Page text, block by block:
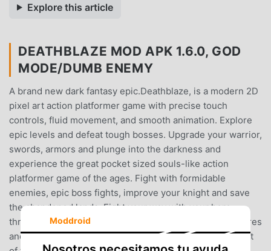
Explore this article
DEATHBLAZE MOD APK 1.6.0, GOD
MODE/DUMB ENEMY
A brand new dark fantasy epic.Deathblaze, is a modern 2D
pixel art action platformer game with precise touch
controls, fluid movement, and smooth animation. Explore
epic levels and defeat tough bosses. Upgrade your warrior,
swords, armors and plunge into the darkness and
experience the great pocket sized souls-like action
platformer game of the ages. Fight with formidable
enemies, epic boss fights, improve your knight and save
the abandoned lands. Fight your way with your hero
through hordes of evil wizards, knights, dragons, creatures
and dive into action platformer game. Choose from a cast
Moddroid